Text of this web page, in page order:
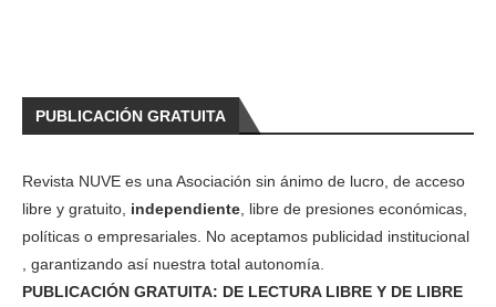
PUBLICACIÓN GRATUITA
Revista NUVE es una Asociación sin ánimo de lucro, de acceso
libre y gratuito, independiente , libre de presiones económicas,
políticas o empresariales. No aceptamos publicidad institucional
, garantizando así nuestra total autonomía.
PUBLICACIÓN GRATUITA: DE LECTURA LIBRE Y DE LIBRE